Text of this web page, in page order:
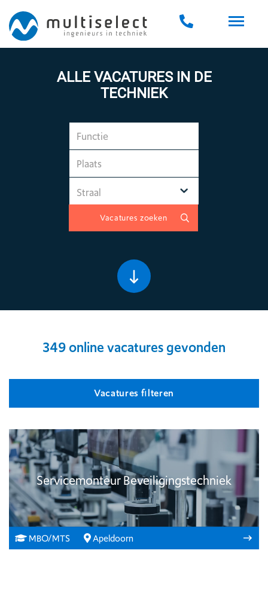
ALLE VACATURES IN DE
TECHNIEK
Vacatures zoeken
349 online vacatures gevonden
Vacatures fılteren
Servicemonteur Beveiligingstechniek
MBO/MTS Apeldoorn